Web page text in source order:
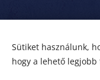
Sütiket használunk,
hogy a lehető